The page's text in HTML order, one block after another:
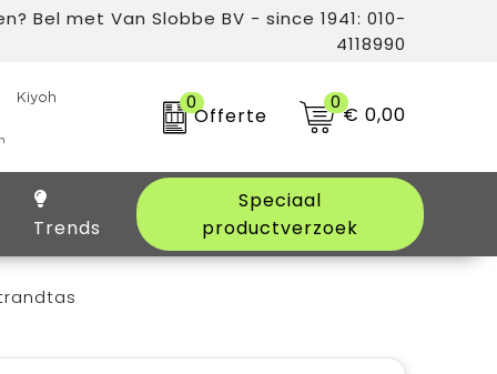
Bel met Van Slobbe BV - since 1941: 010-
4118990
0
Offerte
0€ 0,00
Trends
Speciaal
productverzoek